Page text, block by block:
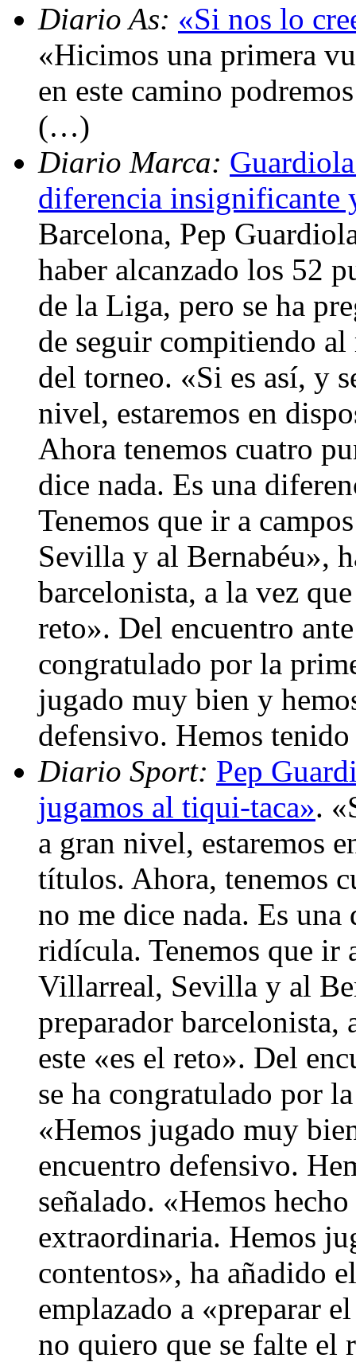
Diario As: «Si nos lo
«Hicimos una primera
en este camino
(…)
Diario Marca:
diferencia insignificante
Barcelona, Pep
haber alcanzado los 52
de la Liga, pero se ha
de seguir compitiendo
del torneo. «Si es así, y
nivel, estaremos en
Ahora tenemos cuatro
dice nada. Es una
Tenemos que ir a
Sevilla y al Bernabéu»,
barcelonista, a la vez
reto». Del encuentro
congratulado por la
jugado muy bien y
defensivo. Hemos
Diario Sport: Pep
jugamos al tiqui-taca».
a gran nivel, estaremos
títulos. Ahora, tenemos
no me dice nada. Es
ridícula. Tenemos que ir
Villarreal, Sevilla y al
preparador barcelonista,
este «es el reto». Del
se ha congratulado por
«Hemos jugado muy
encuentro defensivo.
señalado. «Hemos
extraordinaria. Hemos
contentos», ha añadido
emplazado a «preparar
no quiero que se falte el